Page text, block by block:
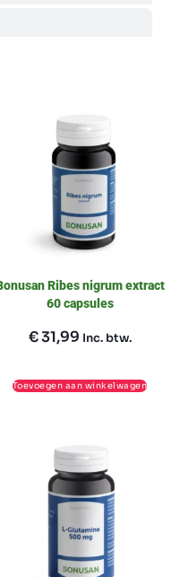
Ribes nigrum extract
60 capsules
€31,99 Inc. btw.
Toevoegen aan winkelwagen